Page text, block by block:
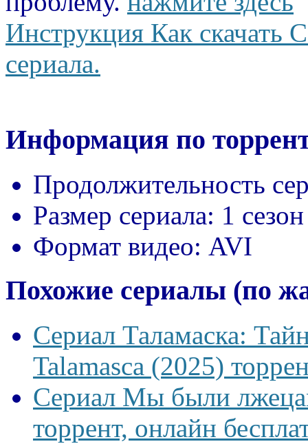
Инструкция Как скачать
сериала.
Информация по
Продолжительность
Размер сериала: 1
Формат видео: AVI
Похожие сериалы (по
Сериал Таламаска:
Talamasca (2025)
Сериал Мы были
торрент, онлайн